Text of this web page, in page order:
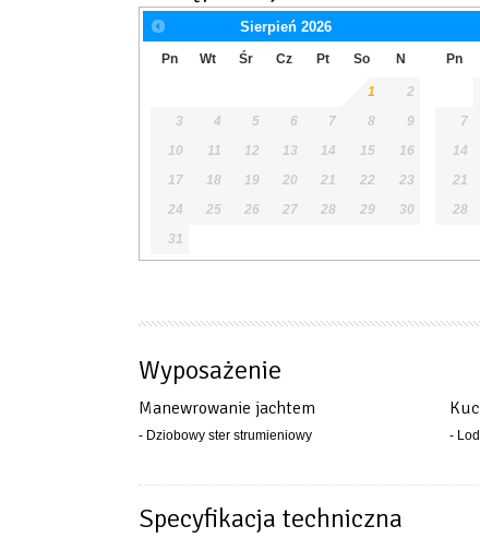
Sierpień 2026
Pn Wt Śr Cz Pt So N
1
2
3
4 5 6 7 8
9
10
11 12 13 14 15
16
17
18 19 20 21 22
23
24
25 26 27 28 29
30
31
Pn
7
14
21
28
Wyposażenie
Manewrowanie jachtem
- Dziobowy ster strumieniowy -
Specyfikacja techniczna